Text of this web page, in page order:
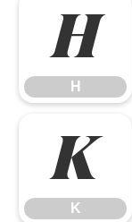
H
H
K
K